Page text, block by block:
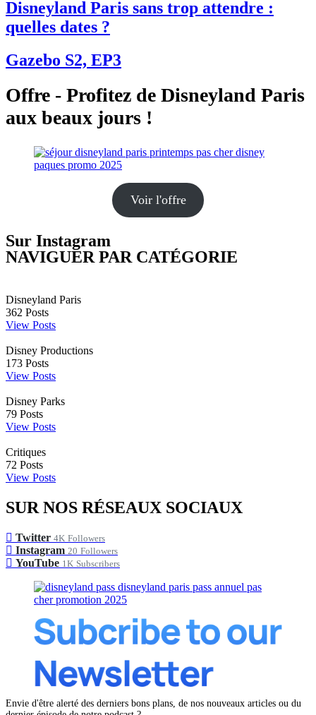
Disneyland Paris sans trop attendre :
quelles dates ?
Gazebo S2, EP3
Offre - Profitez de Disneyland Paris
aux beaux jours !
Voir l'offre
Sur Instagram
NAVIGUER PAR CATÉGORIE
Disneyland Paris
362 Posts
View Posts
Disney Productions
173 Posts
View Posts
Disney Parks
79 Posts
View Posts
Critiques
72 Posts
View Posts
SUR NOS RÉSEAUX SOCIAUX
Twitter 4K Followers
Instagram 20 Followers
YouTube 1K Subscribers
Envie d'être alerté des derniers bons plans, de nos nouveaux articles ou du